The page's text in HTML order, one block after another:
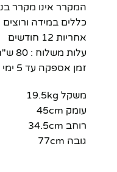
המקרר אינו מקרר
כללים במידה ורוצים
אחריות 12 חודשים
עלות משלוח : 80 ש"ח
זמן אספקה עד 5 ימי עסקים לכל הארץ
משקל 19.5kg
עומק 45cm
רוחב 34.5cm
גובה 77cm